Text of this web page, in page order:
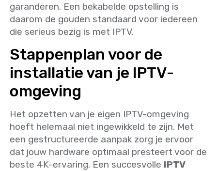
garanderen. Een bekabelde opstelling is
daarom de gouden standaard voor iedereen
die serieus bezig is met IPTV.
Stappenplan voor de
installatie van je IPTV-
omgeving
Het opzetten van je eigen IPTV-omgeving
hoeft helemaal niet ingewikkeld te zijn. Met
een gestructureerde aanpak zorg je ervoor
dat jouw hardware optimaal presteert voor de
beste 4K-ervaring. Een succesvolle IPTV